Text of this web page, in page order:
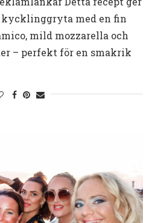
med en fin
mild mozzarella och
– perfekt för en smakrik